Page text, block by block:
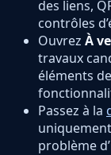
des liens,
contrôles
Ouvrez À
travaux
éléments
Passez à la
problème